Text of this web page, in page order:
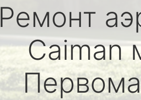
Ремонт
Caiman